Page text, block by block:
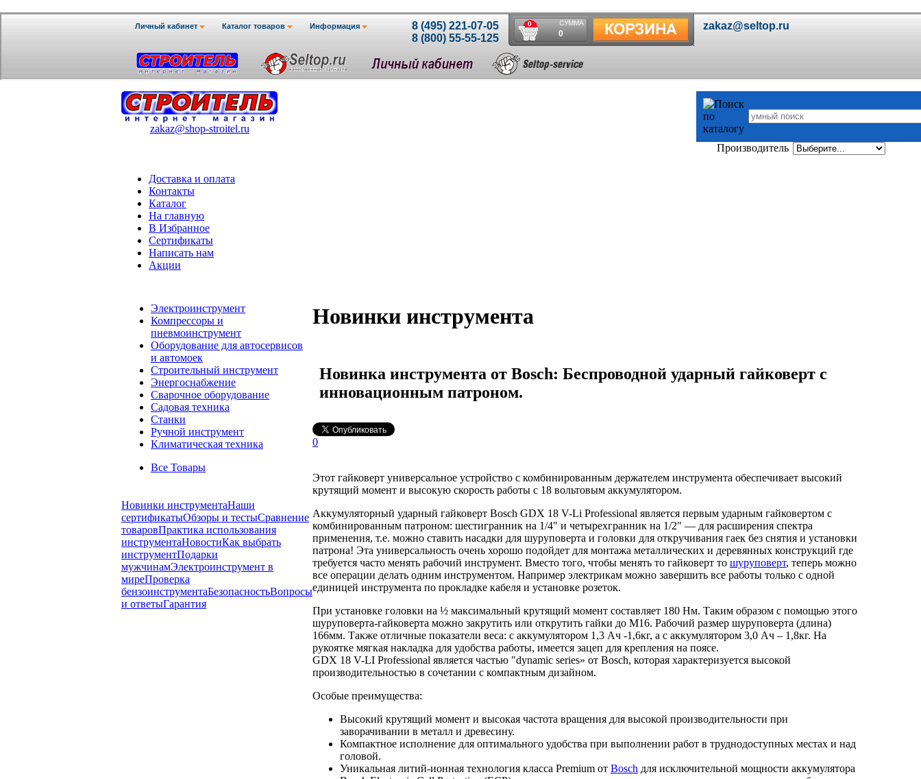
zakaz@shop-stroitel.ru
Производитель
Доставка и оплата
Контакты
Каталог
На главную
В Избранное
Сертификаты
Написать нам
Акции
Электроинструмент
Компрессоры и
пневмоинструмент
Оборудование для автосервисов
и автомоек
Строительный инструмент
Энергоснабжение
Сварочное оборудование
Садовая техника
Станки
Ручной инструмент
Климатическая техника
Все Товары
Новинки инструментаНаши
сертификатыОбзоры и тестыСравнение
товаровПрактика использования
инструментаНовостиКак выбрать
инструментПодарки
мужчинамЭлектроинструмент в
миреПроверка
бензоинструментаБезопасностьВопросы
и ответыГарантия
Новинки инструмента
Новинка инструмента от Bosch: Беспроводной ударный гайковерт с
инновационным патроном.
0
Этот гайковерт универсальное устройство с комбинированным держателем инструмента обеспечивает высокий
крутящий момент и высокую скорость работы с 18 вольтовым аккумулятором.
Аккумуляторный ударный гайковерт Bosch GDX 18 V-Li Professional является первым ударным гайковертом с
комбинированным патроном: шестигранник на 1/4" и четырехгранник на 1/2" — для расширения спектра
применения, т.е. можно ставить насадки для шуруповерта и головки для откручивания гаек без снятия и установки
патрона! Эта универсальность очень хорошо подойдет для монтажа металлических и деревянных конструкций где
требуется часто менять рабочий инструмент. Вместо того, чтобы менять то гайковерт то шуруповерт, теперь можно
все операции делать одним инструментом. Например электрикам можно завершить все работы только с одной
единицей инструмента по прокладке кабеля и установке розеток.
При установке головки на ½ максимальный крутящий момент составляет 180 Нм. Таким образом с помощью этого
шуруповерта-гайковерта можно закрутить или открутить гайки до М16. Рабочий размер шуруповерта (длина)
166мм. Также отличные показатели веса: с аккумулятором 1,3 Ач -1,6кг, а с аккумулятором 3,0 Ач – 1,8кг. На
рукоятке мягкая накладка для удобства работы, имеется зацеп для крепления на поясе.
GDX 18 V-LI Professional является частью "dynamic series» от Bosch, которая характеризуется высокой
производительностью в сочетании с компактным дизайном.
Особые преимущества:
Высокий крутящий момент и высокая частота вращения для высокой производительности при
заворачивании в металл и древесину.
Компактное исполнение для оптимального удобства при выполнении работ в труднодоступных местах и над
головой.
Уникальная литий-ионная технология класса Premium от Bosch для исключительной мощности аккумулятора